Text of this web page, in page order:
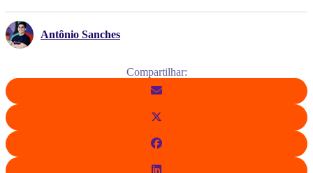
Antônio Sanches
Compartilhar: